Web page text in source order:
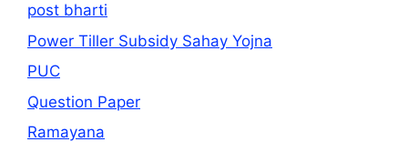
post bharti
Power Tiller Subsidy Sahay Yojna
PUC
Question Paper
Ramayana